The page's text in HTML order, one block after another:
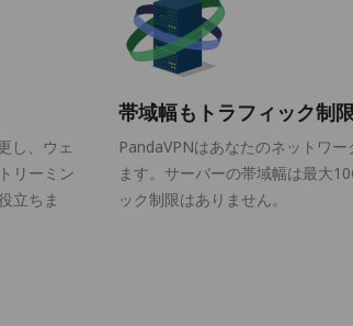
し、ウェ
リーミン
立ちま
帯域幅もトラフィック制
PandaVPNはあなたのネットワ
ます。サーバーの帯域幅は最大
ック制限はありません。